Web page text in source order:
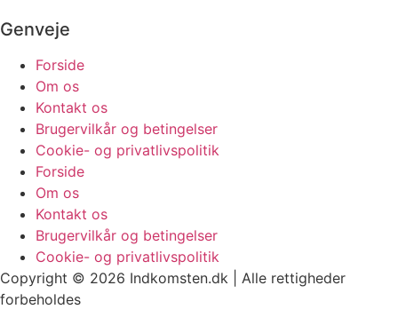
Genveje
Forside
Om os
Kontakt os
Brugervilkår og betingelser
Cookie- og privatlivspolitik
Forside
Om os
Kontakt os
Brugervilkår og betingelser
Cookie- og privatlivspolitik
Copyright © 2026 Indkomsten.dk | Alle rettigheder
forbeholdes